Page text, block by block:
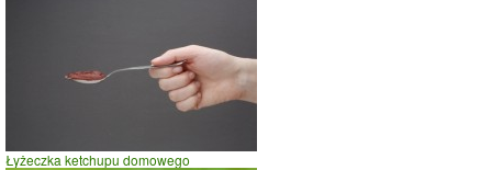
Łyżeczka ketchupu domowego